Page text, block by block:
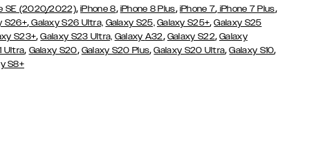
SE (2020/2022),iPhone 8, iPhone 8 Plus, iPhone 7, iPhone 7 Plus,
S26+,Galaxy S26 Ultra, Galaxy S25, Galaxy S25+,Galaxy S25
S23+,Galaxy S23 Ultra, Galaxy A32, Galaxy S22,Galaxy
Ultra, Galaxy S20, Galaxy S20 Plus,Galaxy S20 Ultra,Galaxy S10,
S8+